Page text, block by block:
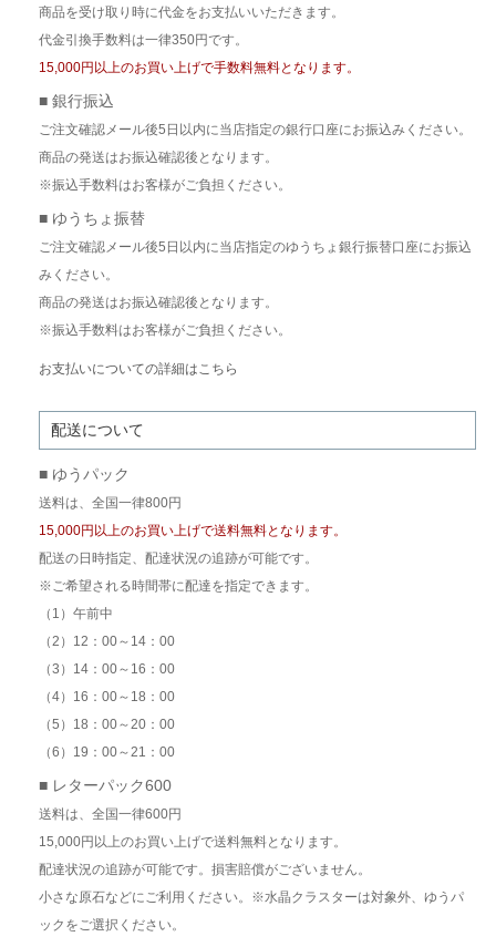
商品を受け取り時に代金をお支払いいただきます。
代金引換手数料は一律350円です。
15,000円以上のお買い上げで手数料無料となります。
■ 銀行振込
ご注文確認メール後5日以内に当店指定の銀行口座にお振込みください。
商品の発送はお振込確認後となります。
※振込手数料はお客様がご負担ください。
■ ゆうちょ振替
ご注文確認メール後5日以内に当店指定のゆうちょ銀行振替口座にお振込
みください。
商品の発送はお振込確認後となります。
※振込手数料はお客様がご負担ください。
お支払いについての詳細はこちら
配送について
■ ゆうパック
送料は、全国一律800円
15,000円以上のお買い上げで送料無料となります。
配送の日時指定、配達状況の追跡が可能です。
※ご希望される時間帯に配達を指定できます。
（1）午前中
（2）12：00～14：00
（3）14：00～16：00
（4）16：00～18：00
（5）18：00～20：00
（6）19：00～21：00
■ レターパック600
送料は、全国一律600円
15,000円以上のお買い上げで送料無料となります。
配達状況の追跡が可能です。損害賠償がございません。
小さな原石などにご利用ください。※水晶クラスターは対象外、ゆうパ
ックをご選択ください。